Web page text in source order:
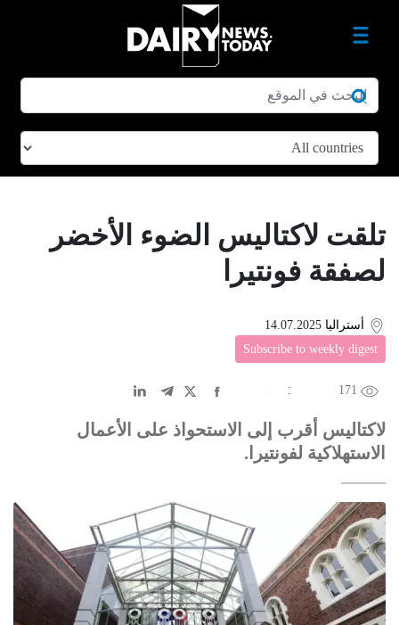
تلقت لاكتاليس الضوء الأخضر
لصفقة فونتيرا
أستراليا 14.07.2025
Subscribe to weekly digest
171
中文
DE عربى
لاكتاليس أقرب إلى الاستحواذ على الأعمال
الاستهلاكية لفونتيرا.